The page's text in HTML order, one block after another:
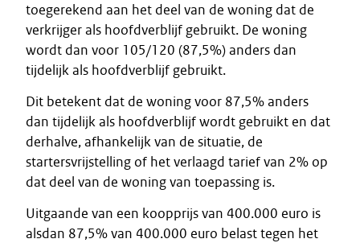
toegerekend aan het deel van de woning dat de
verkrijger als hoofdverblijf gebruikt. De woning
wordt dan voor 105/120 (87,5%) anders dan
tijdelijk als hoofdverblijf gebruikt.
Dit betekent dat de woning voor 87,5% anders
dan tijdelijk als hoofdverblijf wordt gebruikt en dat
derhalve, afhankelijk van de situatie, de
startersvrijstelling of het verlaagd tarief van 2% op
dat deel van de woning van toepassing is.
Uitgaande van een koopprijs van 400.000 euro is
alsdan 87,5% van 400.000 euro belast tegen het